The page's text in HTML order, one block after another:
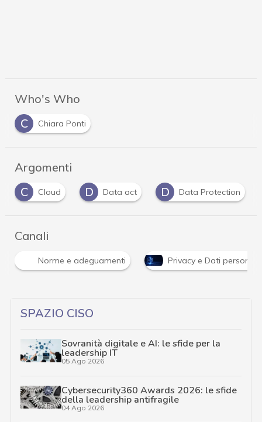
Who's Who
C
Chiara Ponti
Argomenti
C
Cloud D Data act D Data Protection
Canali
Norme e adeguamenti Privacy e Dati personali
SPAZIO CISO
Sovranità digitale e AI: le sfide per la
leadership IT
05 Ago 2026
Cybersecurity360 Awards 2026: le sfide
della leadership antifragile
04 Ago 2026